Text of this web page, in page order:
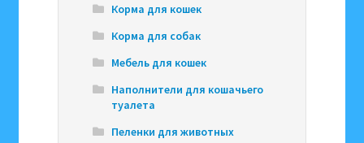
Корма для кошек
Корма для собак
Мебель для кошек
Наполнители для кошачьего
туалета
Пеленки для животных